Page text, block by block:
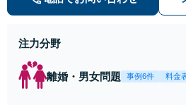
注力分野
離婚・男女問題 事例6件 料金